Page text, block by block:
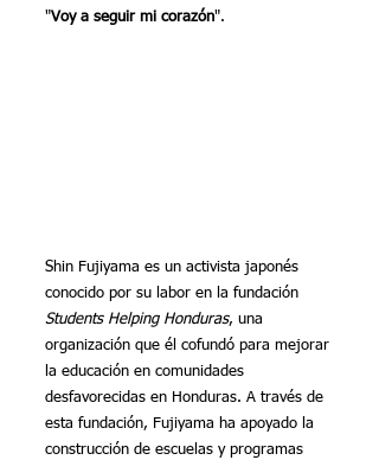
"Voy a seguir mi corazón".
Shin Fujiyama es un activista japonés
conocido por su labor en la fundación
Students Helping Honduras, una
organización que él cofundó para mejorar
la educación en comunidades
desfavorecidas en Honduras. A través de
esta fundación, Fujiyama ha apoyado la
construcción de escuelas y programas